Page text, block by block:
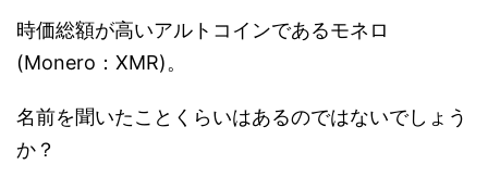
時価総額が高いアルトコインであるモネロ
(Monero：XMR)。
名前を聞いたことくらいはあるのではないでしょう
か？